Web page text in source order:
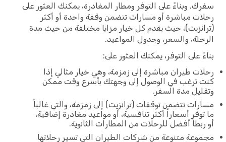
سفرك. وبناءً على التوفر ومطار المغادرة، يمكنك العثور على
رحلات مباشرة أو مسارات تتضمن وقفة واحدة أو أكثر
(ترانزيت)، حيث يقدم كل خيار مزايا مختلفة من حيث مدة
الرحلة، والسعر، وجدول المواعيد.
بناءً على التوفر، يمكنك العثور على:
رحلات طيران مباشرة إلى زمزمة، وهي خيار مثالي إذا
كنت ترغب في الوصول إلى وجهتك بأسرع وقت ممكن
وتقليل مدة السفر.
مسارات تتضمن توقفات (ترانزيت) إلى زمزمة، والتي غالباً
ما توفر أسعاراً أكثر تنافسية، أو مواعيد مغادرة إضافية،
أو ربطاً أفضل للرحلات من المطارات الثانوية.
مجموعة متنوعة من شركات الطيران التي تسير رحلاتها